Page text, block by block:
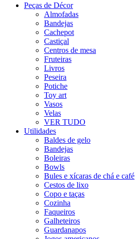
Peças de Décor
Almofadas
Bandejas
Cachepot
Castiçal
Centros de mesa
Fruteiras
Livros
Peseira
Potiche
Toy art
Vasos
Velas
VER TUDO
Utilidades
Baldes de gelo
Bandejas
Boleiras
Bowls
Bules e xícaras de chá e café
Cestos de lixo
Copo e taças
Cozinha
Faqueiros
Galheteiros
Guardanapos